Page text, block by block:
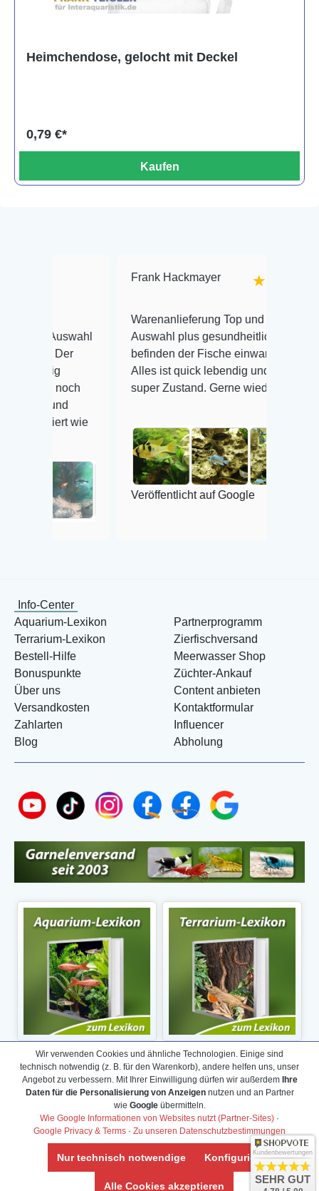
Heimchendose, gelocht mit Deckel
0,79 €*
Kaufen
Auswahl
wie
Frank Hackmayer ★★★★
Warenanlieferung Top und die
Auswahl plus gesundheitliches
befinden der Fische einwandfrei.
Alles ist quick lebendig und im
super Zustand. Gerne wieder 😃
Veröffentlicht auf Google
Info-Center
Aquarium-Lexikon
Terrarium-Lexikon
Bestell-Hilfe
Bonuspunkte
Über uns
Versandkosten
Zahlarten
Blog
Partnerprogramm
Zierfischversand
Meerwasser Shop
Züchter-Ankauf
Content anbieten
Kontaktformular
Influencer
Abholung
Wir verwenden Cookies und ähnliche Technologien. Einige sind
technisch notwendig (z. B. für den Warenkorb), andere helfen uns, unser
Angebot zu verbessern. Mit Ihrer Einwilligung dürfen wir außerdem Ihre
Daten für die Personalisierung von Anzeigennutzen und an Partner
wie Googleübermitteln.
Wie Google Informationen von Websites nutzt (Partner-Sites) ·
Google Privacy & Terms · Zu unseren Datenschutzbestimmungen
Nur technisch notwendige Konfigurieren
Alle Cookies akzeptieren
Kundenbewertungen
SEHR GUT